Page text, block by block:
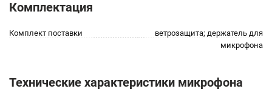
Комплектация
Комплект поставки
ветрозащита; держатель для
микрофона
Технические характеристики микрофона